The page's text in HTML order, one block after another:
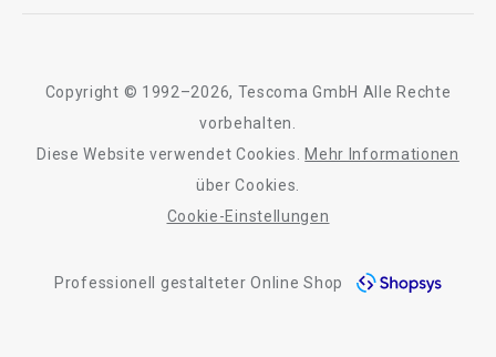
Qualität
Barrierefreiheit
Copyright © 1992–2026, Tescoma GmbH Alle Rechte
vorbehalten.
Diese Website verwendet Cookies.
Mehr Informationen
über Cookies.
Cookie-Einstellungen
Professionell gestalteter Online Shop